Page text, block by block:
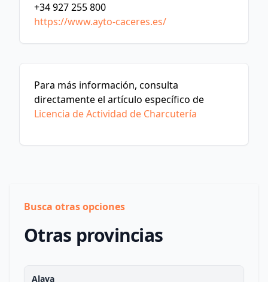
+34 927 255 800
https://www.ayto-caceres.es/
Para más información, consulta
directamente el artículo específico de
Licencia de Actividad de Charcutería
Busca otras opciones
Otras provincias
Alava